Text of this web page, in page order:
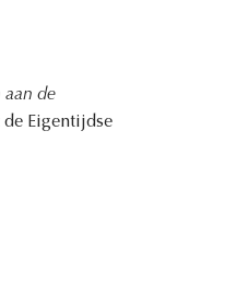
aan de
Eigentijdse